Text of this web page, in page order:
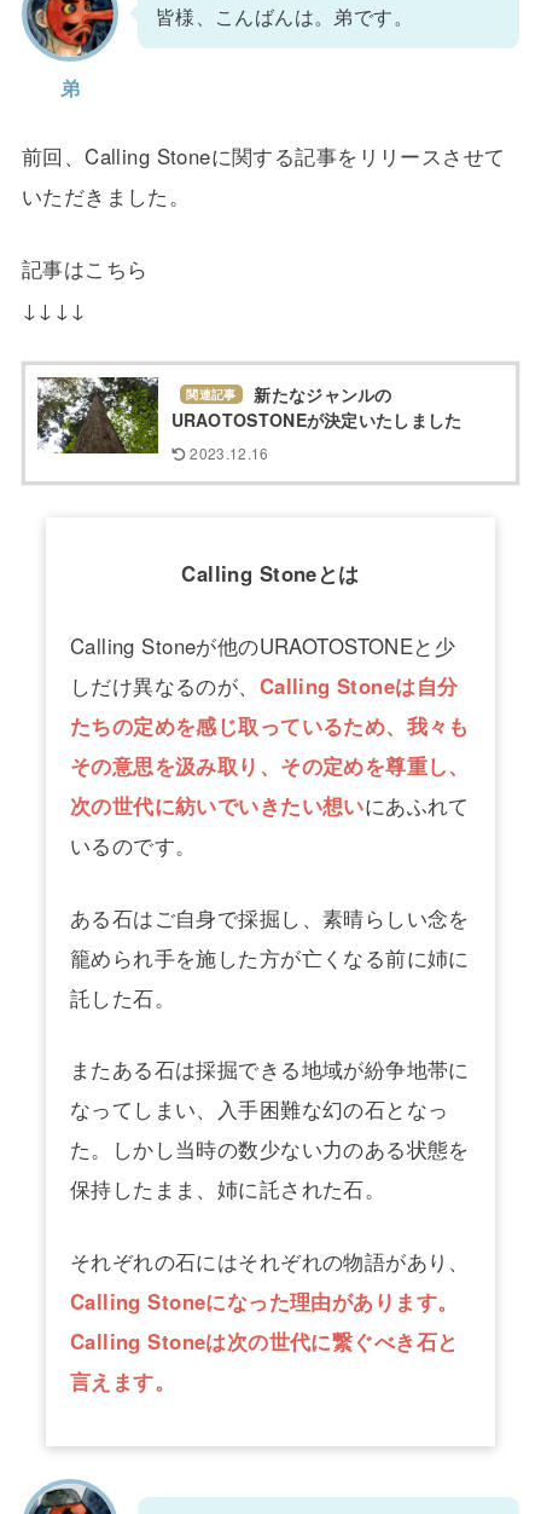
弟
皆様、こんばんは。弟です。
前回、Calling Stoneに関する記事をリリースさせて
いただきました。
記事はこちら
↓↓↓↓
関連記事
新たなジャンルの
URAOTOSTONEが決定いたしました
2023.12.16
Calling Stoneとは
Calling Stoneが他のURAOTOSTONEと少
しだけ異なるのが、 Calling Stoneは自分
たちの定めを感じ取っているため、我々も
その意思を汲み取り、その定めを尊重し、
次の世代に紡いでいきたい想いにあふれて
いるのです。
ある石はご自身で採掘し、素晴らしい念を
籠められ手を施した方が亡くなる前に姉に
託した石。
またある石は採掘できる地域が紛争地帯に
なってしまい、入手困難な幻の石となっ
た。しかし当時の数少ない力のある状態を
保持したまま、姉に託された石。
それぞれの石にはそれぞれの物語があり、
Calling Stoneになった理由があります。
Calling Stoneは次の世代に繋ぐべき石と
言えます。